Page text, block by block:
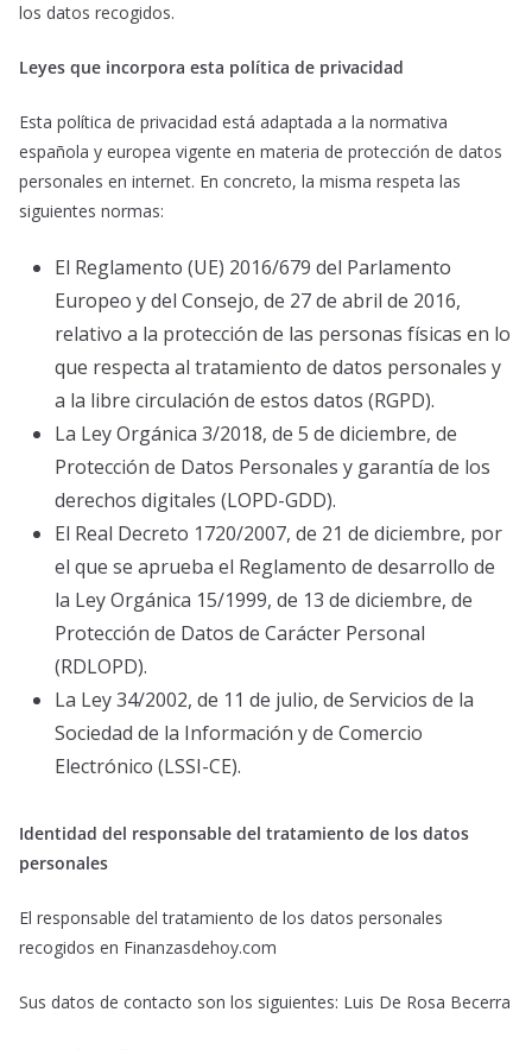
los datos recogidos.
Leyes que incorpora esta política de privacidad
Esta política de privacidad está adaptada a la normativa
española y europea vigente en materia de protección de datos
personales en internet. En concreto, la misma respeta las
siguientes normas:
El Reglamento (UE) 2016/679 del Parlamento
Europeo y del Consejo, de 27 de abril de 2016,
relativo a la protección de las personas físicas en lo
que respecta al tratamiento de datos personales y
a la libre circulación de estos datos (RGPD).
La Ley Orgánica 3/2018, de 5 de diciembre, de
Protección de Datos Personales y garantía de los
derechos digitales (LOPD-GDD).
El Real Decreto 1720/2007, de 21 de diciembre, por
el que se aprueba el Reglamento de desarrollo de
la Ley Orgánica 15/1999, de 13 de diciembre, de
Protección de Datos de Carácter Personal
(RDLOPD).
La Ley 34/2002, de 11 de julio, de Servicios de la
Sociedad de la Información y de Comercio
Electrónico (LSSI-CE).
Identidad del responsable del tratamiento de los datos
personales
El responsable del tratamiento de los datos personales
recogidos en Finanzasdehoy.com
Sus datos de contacto son los siguientes: Luis De Rosa Becerra